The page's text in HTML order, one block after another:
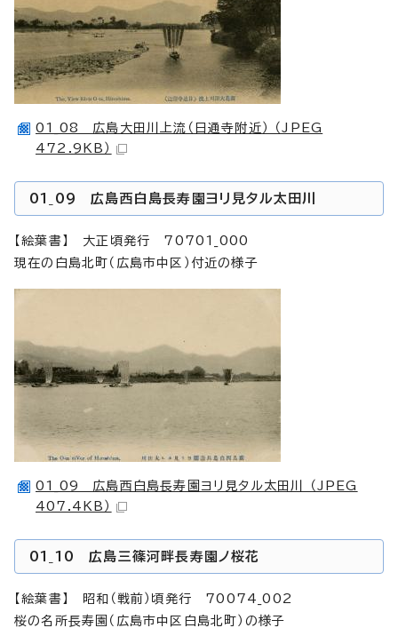
01_08 広島大田川上流（日通寺附近） （JPEG
472.9KB）
01_09 広島西白島長寿園ヨリ見タル太田川
【絵葉書】 大正頃発行 70701_000
現在の白島北町（広島市中区）付近の様子
01_09 広島西白島長寿園ヨリ見タル太田川 （JPEG
407.4KB）
01_10 広島三篠河畔長寿園ノ桜花
【絵葉書】 昭和（戦前）頃発行 70074_002
桜の名所長寿園（広島市中区白島北町）の様子